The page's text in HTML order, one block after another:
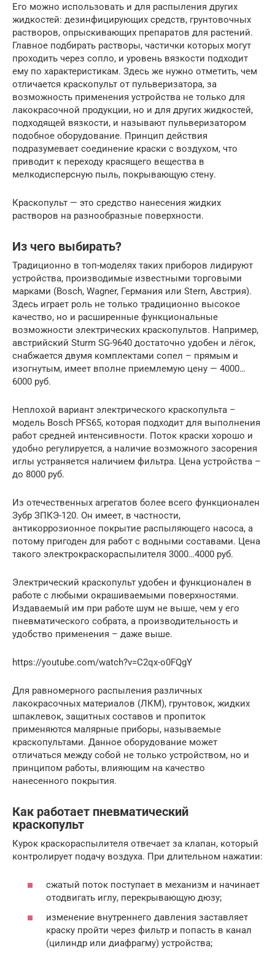
Его можно использовать и для распыления других
жидкостей: дезинфицирующих средств, грунтовочных
растворов, опрыскивающих препаратов для растений.
Главное подбирать растворы, частички которых могут
проходить через сопло, и уровень вязкости подходит
ему по характеристикам. Здесь же нужно отметить, чем
отличается краскопульт от пульверизатора, за
возможность применения устройства не только для
лакокрасочной продукции, но и для других жидкостей,
подходящей вязкости, и называют пульверизатором
подобное оборудование. Принцип действия
подразумевает соединение краски с воздухом, что
приводит к переходу красящего вещества в
мелкодисперсную пыль, покрывающую стену.
Краскопульт — это средство нанесения жидких
растворов на разнообразные поверхности.
Из чего выбирать?
Традиционно в топ-моделях таких приборов лидируют
устройства, производимые известными торговыми
марками (Bosch, Wagner, Германия или Stern, Австрия).
Здесь играет роль не только традиционно высокое
качество, но и расширенные функциональные
возможности электрических краскопультов. Например,
австрийский Sturm SG-9640 достаточно удобен и лёгок,
снабжается двумя комплектами сопел – прямым и
изогнутым, имеет вполне приемлемую цену — 4000…
6000 руб.
Неплохой вариант электрического краскопульта –
модель Bosch PFS65, которая подходит для выполнения
работ средней интенсивности. Поток краски хорошо и
удобно регулируется, а наличие возможного засорения
иглы устраняется наличием фильтра. Цена устройства –
до 8000 руб.
Из отечественных агрегатов более всего функционален
Зубр ЗПКЭ-120. Он имеет, в частности,
антикоррозионное покрытие распыляющего насоса, а
потому пригоден для работ с водными составами. Цена
такого электрокраскораспылителя 3000…4000 руб.
Электрический краскопульт удобен и функционален в
работе с любыми окрашиваемыми поверхностями.
Издаваемый им при работе шум не выше, чем у его
пневматического собрата, а производительность и
удобство применения – даже выше.
https://youtube.com/watch?v=C2qx-o0FQgY
Для равномерного распыления различных
лакокрасочных материалов (ЛКМ), грунтовок, жидких
шпаклевок, защитных составов и пропиток
применяются малярные приборы, называемые
краскопультами. Данное оборудование может
отличаться между собой не только устройством, но и
принципом работы, влияющим на качество
нанесенного покрытия.
Как работает пневматический
краскопульт
Курок краскораспылителя отвечает за клапан, который
контролирует подачу воздуха. При длительном нажатии:
сжатый поток поступает в механизм и начинает
отодвигать иглу, перекрывающую дюзу;
изменение внутреннего давления заставляет
краску пройти через фильтр и попасть в канал
(цилиндр или диафрагму) устройства;